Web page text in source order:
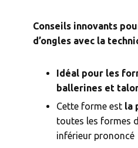
Conseils innovants
d’ongles avec la
Idéal pour les
ballerines et
Cette forme est la
toutes les formes
inférieur prononcé